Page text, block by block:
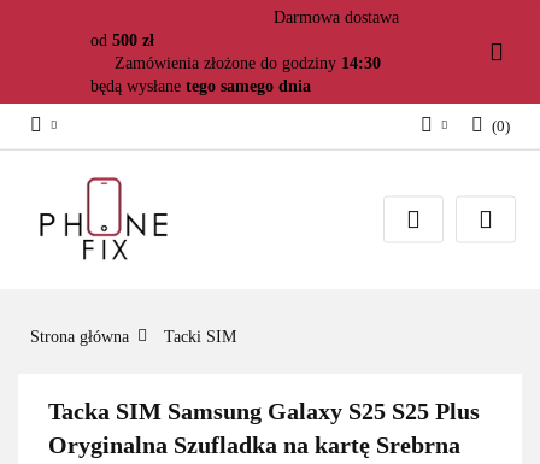
Darmowa dostawa
od 500 zł
Zamówienia złożone do godziny 14:30
będą wysłane tego samego dnia
Załóż konto
(0)
Strona główna Tacki SIM
Tacka SIM Samsung Galaxy S25 S25 Plus
Oryginalna Szufladka na kartę Srebrna